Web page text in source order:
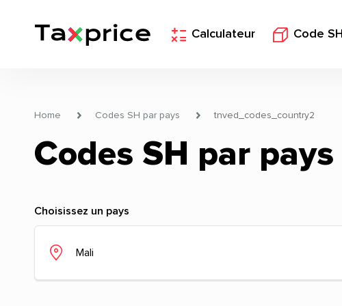
Calculateur Code SH
Home Codes SH par pays tnved_codes_country2
Codes SH par pays
Choisissez un pays